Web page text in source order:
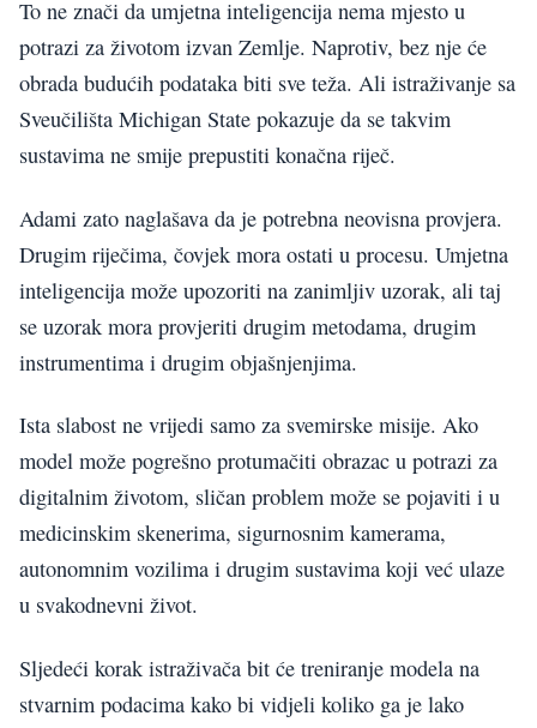
To ne znači da umjetna inteligencija nema mjesto u
potrazi za životom izvan Zemlje. Naprotiv, bez nje će
obrada budućih podataka biti sve teža. Ali istraživanje sa
Sveučilišta Michigan State pokazuje da se takvim
sustavima ne smije prepustiti konačna riječ.
Adami zato naglašava da je potrebna neovisna provjera.
Drugim riječima, čovjek mora ostati u procesu. Umjetna
inteligencija može upozoriti na zanimljiv uzorak, ali taj
se uzorak mora provjeriti drugim metodama, drugim
instrumentima i drugim objašnjenjima.
Ista slabost ne vrijedi samo za svemirske misije. Ako
model može pogrešno protumačiti obrazac u potrazi za
digitalnim životom, sličan problem može se pojaviti i u
medicinskim skenerima, sigurnosnim kamerama,
autonomnim vozilima i drugim sustavima koji već ulaze
u svakodnevni život.
Sljedeći korak istraživača bit će treniranje modela na
stvarnim podacima kako bi vidjeli koliko ga je lako